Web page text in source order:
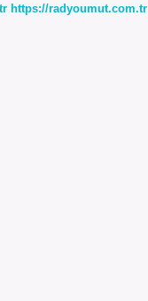
https://radyoumut.com.tr